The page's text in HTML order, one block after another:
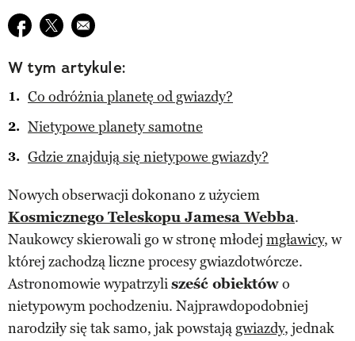
Udostępnij na facebook
Udostępnij na twitter
E-mail do przyjaciela
W tym artykule:
Co odróżnia planetę od gwiazdy?
Nietypowe planety samotne
Gdzie znajdują się nietypowe gwiazdy?
Nowych obserwacji dokonano z użyciem
Kosmicznego Teleskopu Jamesa Webba.
Naukowcy skierowali go w stronę młodej mgławicy, w
której zachodzą liczne procesy gwiazdotwórcze.
Astronomowie wypatrzylisześć obiektówo
nietypowym pochodzeniu. Najprawdopodobniej
narodziły się tak samo, jak powstają gwiazdy, jednak